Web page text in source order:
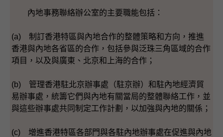
內地事務聯絡辦公室的主要職能包括：
(a) 制訂香港特區與內地合作的整體策略和方向，推進
香港與內地各省區的合作，包括參與泛珠三角區域的合作
項目，以及與廣東、北京和上海的合作；
(b) 管理香港駐北京辦事處（駐京辦）和駐內地經濟貿
易辦事處，統籌它們與內地有關當局的整體聯絡工作，並
與這些辦事處共同制定工作計劃，以加強與內地的關係；
(c) 增進香港特區各部門與各駐內地辦事處在促進與內地